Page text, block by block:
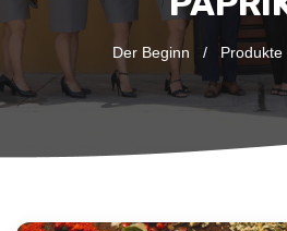
Der Beginn / Produkte